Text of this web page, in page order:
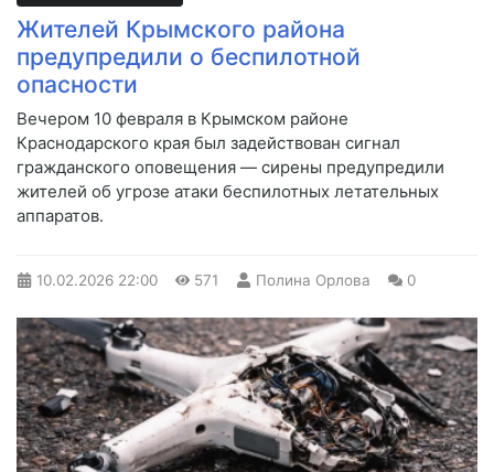
Жителей Крымского района
предупредили о беспилотной
опасности
Вечером 10 февраля в Крымском районе
Краснодарского края был задействован сигнал
гражданского оповещения — сирены предупредили
жителей об угрозе атаки беспилотных летательных
аппаратов.
10.02.2026 22:00 571 Полина Орлова 0